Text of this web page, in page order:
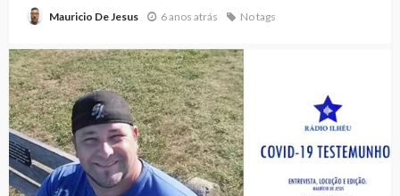
Mauricio De Jesus 6 anos atrás No tags